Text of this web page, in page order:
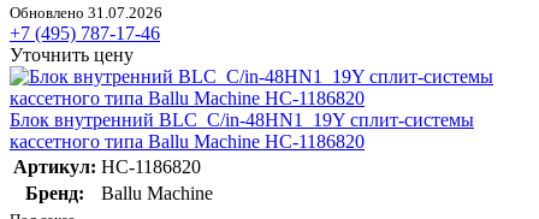
Обновлено 31.07.2026
+7 (495) 787-17-46
Уточнить цену
Блок внутренний BLC_C/in-48HN1_19Y сплит-системы
кассетного типа Ballu Machine НС-1186820
Артикул: НС-1186820
Бренд:
Ballu Machine